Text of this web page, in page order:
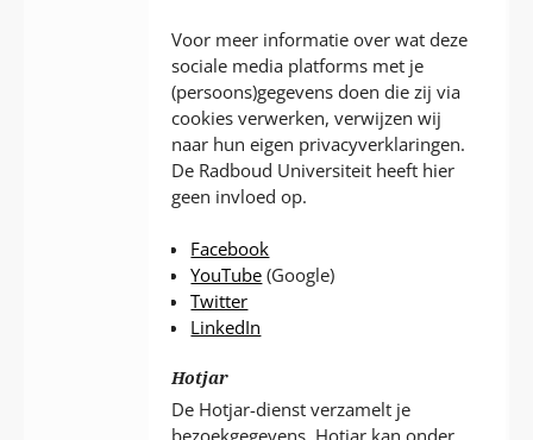
Voor meer informatie over wat deze
sociale media platforms met je
(persoons)gegevens doen die zij via
cookies verwerken, verwijzen wij
naar hun eigen privacyverklaringen.
De Radboud Universiteit heeft hier
geen invloed op.
Facebook
YouTube (Google)
Twitter
LinkedIn
Hotjar
De Hotjar-dienst verzamelt je
bezoekgegevens. Hotjar kan onder